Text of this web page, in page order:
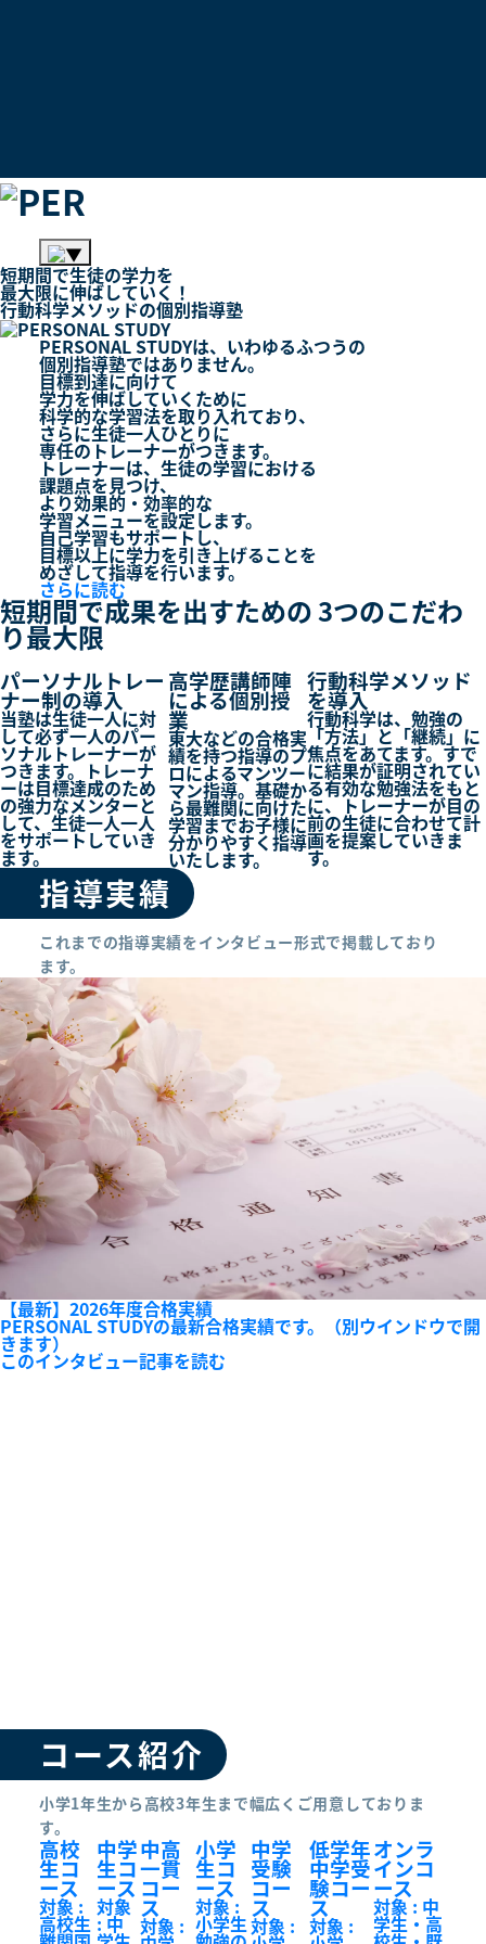
短期間で生徒の学力を
最大限に伸ばしていく！
行動科学メソッドの個別指導塾
PERSONAL STUDYは、いわゆるふつうの
個別指導塾ではありません。
目標到達に向けて
学力を伸ばしていくために
科学的な学習法を取り入れており、
さらに生徒一人ひとりに
専任のトレーナーがつきます。
トレーナーは、生徒の学習における
課題点を見つけ、
より効果的・効率的な
学習メニューを設定します。
自己学習もサポートし、
目標以上に学力を引き上げることを
めざして指導を行います。
さらに読む
短期間で成果を出すための3つのこだわ
り最大限
パーソナルトレー
ナー制の導入
当塾は生徒一人に対
して必ず一人のパー
ソナルトレーナーが
つきます。トレーナ
ーは目標達成のため
の強力なメンターと
して、生徒一人一人
をサポートしていき
ます。
高学歴講師陣
による個別授
業
東大などの合格実
績を持つ指導のプ
ロによるマンツー
マン指導。基礎か
ら最難関に向けた
学習までお子様に
分かりやすく指導
いたします。
行動科学メソッド
を導入
行動科学は、勉強の
「方法」と「継続」に
焦点をあてます。すで
に結果が証明されてい
る有効な勉強法をもと
に、トレーナーが目の
前の生徒に合わせて計
画を提案していきま
す。
指導実績
これまでの指導実績をインタビュー形式で掲載しており
ます。
【最新】2026年度合格実績
PERSONAL STUDYの最新合格実績です。（別ウインドウで開
きます）
このインタビュー記事を読む
コース紹介
小学1年生から高校3年生まで幅広くご用意しておりま
す。
高校
生コ
ース
対象 :
高校生
中学
生コ
ース
対象
: 中
中高
一貫
コー
ス
対象 :
小学
生コ
ース
対象 :
小学生
中学
受験
コー
ス
対象 :
低学年
中学受
験コー
ス
対象 :
オンラ
インコ
ース
対象 : 中
学生・高